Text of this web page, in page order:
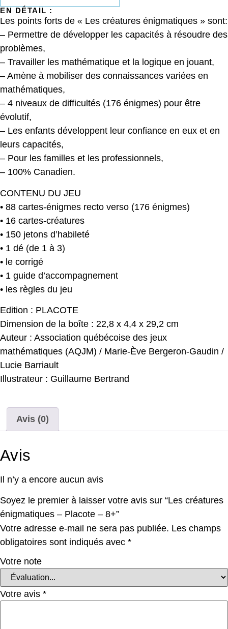
EN DÉTAIL :
Les points forts de « Les créatures énigmatiques » sont:
– Permettre de développer les capacités à résoudre des
problèmes,
– Travailler les mathématique et la logique en jouant,
– Amène à mobiliser des connaissances variées en
mathématiques,
– 4 niveaux de difficultés (176 énigmes) pour être
évolutif,
– Les enfants développent leur confiance en eux et en
leurs capacités,
– Pour les familles et les professionnels,
– 100% Canadien.
CONTENU DU JEU
• 88 cartes-énigmes recto verso (176 énigmes)
• 16 cartes-créatures
• 150 jetons d’habileté
• 1 dé (de 1 à 3)
• le corrigé
• 1 guide d’accompagnement
• les règles du jeu
Edition : PLACOTE
Dimension de la boîte : 22,8 x 4,4 x 29,2 cm
Auteur : Association québécoise des jeux
mathématiques (AQJM) / Marie-Ève Bergeron-Gaudin /
Lucie Barriault
Illustrateur : Guillaume Bertrand
Avis (0)
Avis
Il n’y a encore aucun avis
Soyez le premier à laisser votre avis sur “Les créatures
énigmatiques – Placote – 8+”
Votre adresse e-mail ne sera pas publiée. Les champs
obligatoires sont indiqués avec *
Votre note
Votre avis *